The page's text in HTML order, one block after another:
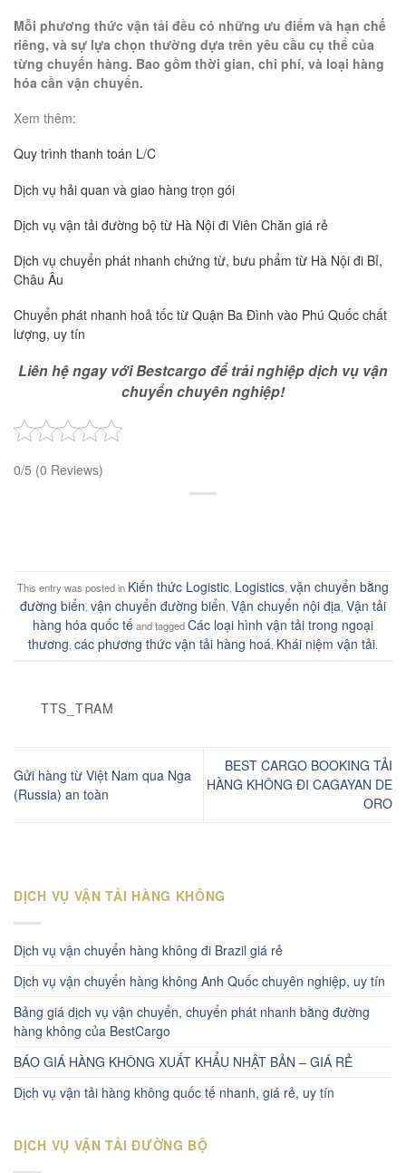
Mỗi phương thức vận tải đều có những ưu điểm và hạn chế
riêng, và sự lựa chọn thường dựa trên yêu cầu cụ thể của
từng chuyến hàng. Bao gồm thời gian, chi phí, và loại hàng
hóa cần vận chuyển.
Xem thêm:
Quy trình thanh toán L/C
Dịch vụ hải quan và giao hàng trọn gói
Dịch vụ vận tải đường bộ từ Hà Nội đi Viên Chăn giá rẻ
Dịch vụ chuyển phát nhanh chứng từ, bưu phẩm từ Hà Nội đi Bỉ,
Châu Âu
Chuyển phát nhanh hoả tốc từ Quận Ba Đình vào Phú Quốc chất
lượng, uy tín
Liên hệ ngay với Bestcargo để trải nghiệp dịch vụ vận
chuyển chuyên nghiệp!
0/5 (0 Reviews)
This entry was posted in Kiến thức Logistic Logistics vận chuyển bằng
đường biển vận chuyển đường biển Vận chuyển nội địa Vận tải
hàng hóa quốc tếand taggedCác loại hình vận tải trong ngoại
thương các phương thức vận tải hàng hoá Khái niệm vận tải
TTS_TRAM
Gửi hàng từ Việt Nam qua Nga
(Russia) an toàn
BEST CARGO BOOKING TẢI
HÀNG KHÔNG ĐI CAGAYAN DE
ORO
DỊCH VỤ VẬN TẢI HÀNG KHÔNG
Dịch vụ vận chuyển hàng không đi Brazil giá rẻ
Dịch vụ vận chuyển hàng không Anh Quốc chuyên nghiệp, uy tín
Bảng giá dịch vụ vận chuyển, chuyển phát nhanh bằng đường
hàng không của BestCargo
BÁO GIÁ HÀNG KHÔNG XUẤT KHẨU NHẬT BẢN – GIÁ RẺ
Dịch vụ vận tải hàng không quốc tế nhanh, giá rẻ, uy tín
DỊCH VỤ VẬN TẢI ĐƯỜNG BỘ